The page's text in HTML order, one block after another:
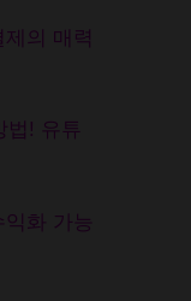
의 매력
법! 유튜
화 가능